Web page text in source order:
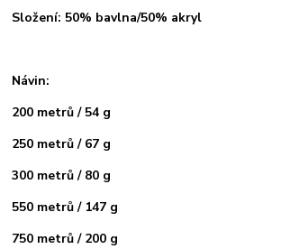
Složení: 50% bavlna/50% akryl
Návin:
200 metrů / 54 g
250 metrů / 67 g
300 metrů / 80 g
550 metrů / 147 g
750 metrů / 200 g